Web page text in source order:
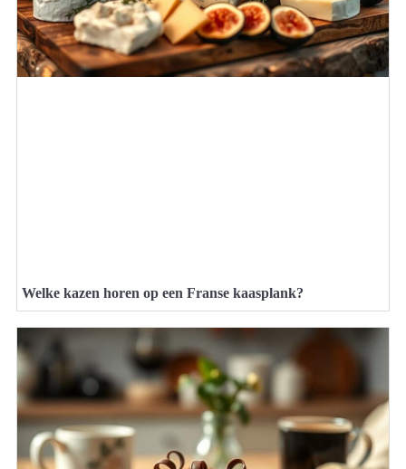
Welke kazen horen op een Franse kaasplank?